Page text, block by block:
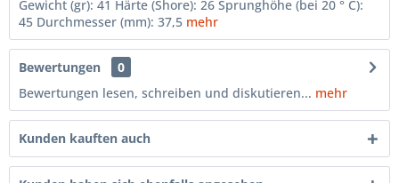
Gewicht (gr): 41 Härte (Shore): 26 Sprunghöhe (bei 20 ° C):
45 Durchmesser (mm): 37,5 mehr
Bewertungen
0
Bewertungen lesen, schreiben und diskutieren... mehr
Kunden kauften auch